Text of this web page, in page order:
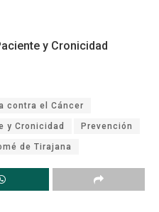
y Cronicidad
contra el Cáncer
y Cronicidad Prevención
de Tirajana